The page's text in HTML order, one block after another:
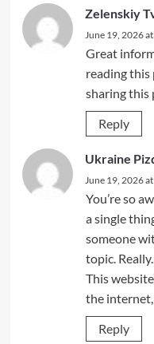
Zelenskiy
June 19, 2026
Great
reading
sharing this
Reply
Ukraine
June 19, 2026
You’re so
a single
someone
topic.
This
the
Reply